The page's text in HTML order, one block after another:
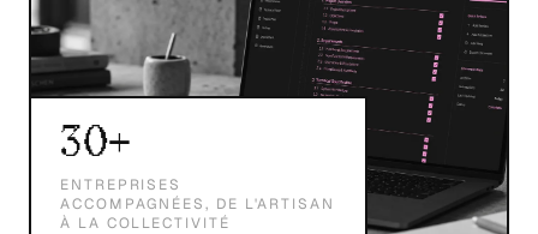
30+
ENTREPRISES
ACCOMPAGNÉES, DE L'ARTISAN
À LA COLLECTIVITÉ